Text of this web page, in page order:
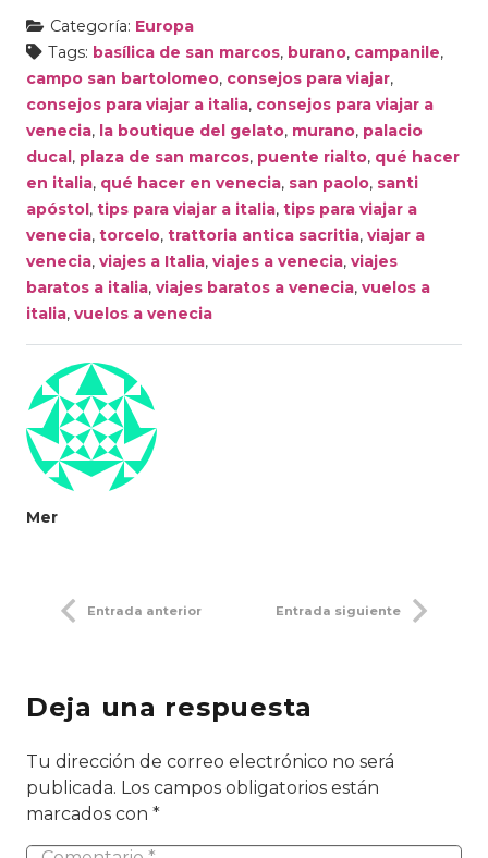
Categoría: Europa
Tags: basílica de san marcos, burano, campanile,
campo san bartolomeo, consejos para viajar,
consejos para viajar a italia, consejos para viajar a
venecia, la boutique del gelato, murano, palacio
ducal, plaza de san marcos, puente rialto, qué hacer
en italia, qué hacer en venecia, san paolo, santi
apóstol, tips para viajar a italia, tips para viajar a
venecia, torcelo, trattoria antica sacritia, viajar a
venecia, viajes a Italia, viajes a venecia, viajes
baratos a italia, viajes baratos a venecia, vuelos a
italia, vuelos a venecia
Mer
Entrada anterior Entrada siguiente
Deja una respuesta
Tu dirección de correo electrónico no será
publicada. Los campos obligatorios están
marcados con *